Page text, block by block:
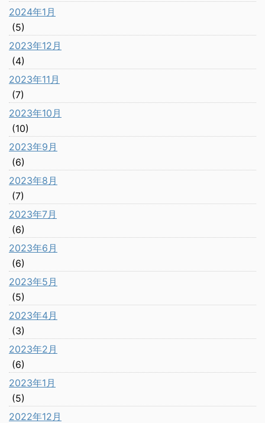
2024年1月
(5)
2023年12月
(4)
2023年11月
(7)
2023年10月
(10)
2023年9月
(6)
2023年8月
(7)
2023年7月
(6)
2023年6月
(6)
2023年5月
(5)
2023年4月
(3)
2023年2月
(6)
2023年1月
(5)
2022年12月